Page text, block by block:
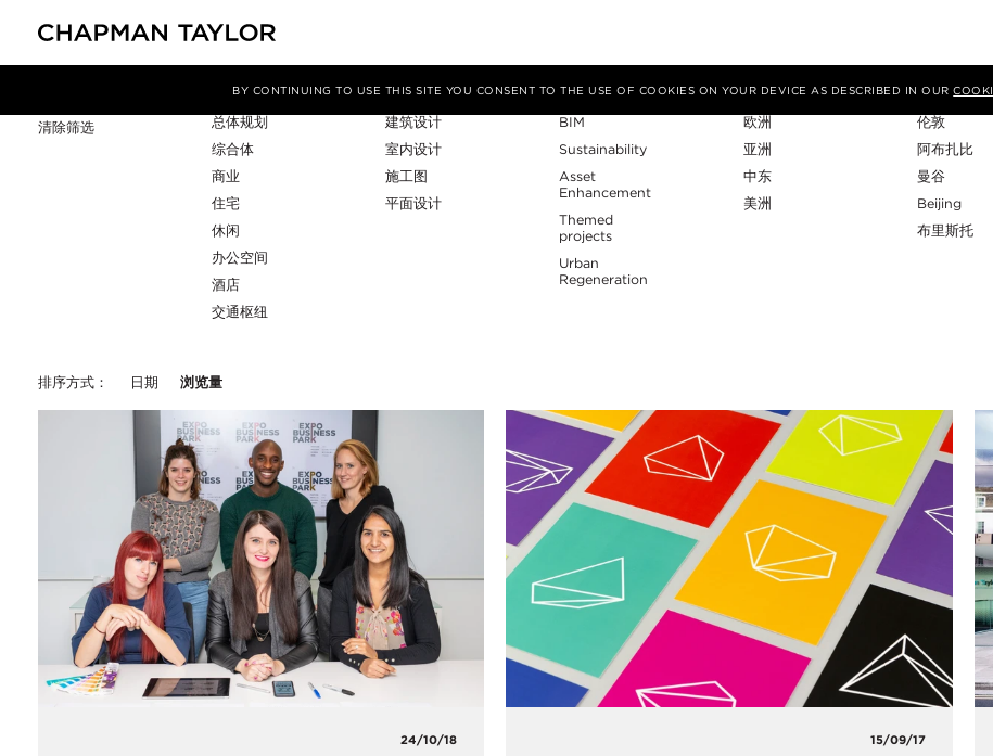
BY CONTINUING TO USE THIS SITE YOU CONSENT TO THE USE OF COOKIES ON YOUR DEVICE AS DESCRIBED IN OUR
清除筛选
项目类型
总体规划
综合体
商业
住宅
休闲
办公空间
酒店
交通枢纽
服务
建筑设计
室内设计
施工图
平面设计
专业性
BIM
Sustainability
Asset
Enhancement
Themed
projects
Urban
Regeneration
地区
欧洲
亚洲
中东
美洲
工作室
伦敦
阿布扎比
曼谷
Beijing
布里斯托
排序方式： 日期 浏览量
24/10/18 15/09/17